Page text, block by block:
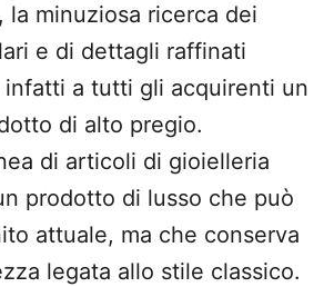
la minuziosa ricerca dei
e di dettagli raffinati
infatti a tutti gli acquirenti un
di alto pregio.
di articoli di gioielleria
prodotto di lusso che può
attuale, ma che conserva
legata allo stile classico.